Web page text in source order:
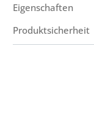
Eigenschaften
Produktsicherheit